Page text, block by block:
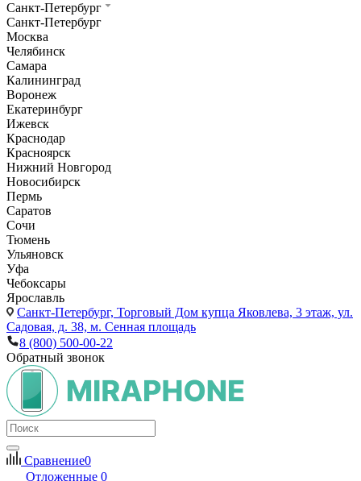
Санкт-Петербург
Санкт-Петербург
Москва
Челябинск
Самара
Калининград
Воронеж
Екатеринбург
Ижевск
Краснодар
Красноярск
Нижний Новгород
Новосибирск
Пермь
Саратов
Сочи
Тюмень
Ульяновск
Уфа
Чебоксары
Ярославль
Санкт-Петербург, Торговый Дом купца Яковлева, 3 этаж, ул.
Садовая, д. 38, м. Сенная площадь
8 (800) 500-00-22
Обратный звонок
Сравнение0
Отложенные 0